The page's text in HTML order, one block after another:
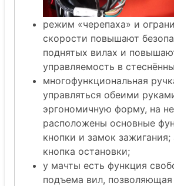
режим «черепаха» и
скорости повышают
поднятых вилах и
управляемость в
многофункциональная
управляться обеими
эргономичную форму, на
расположены основные
кнопки и замок зажигания;
кнопка остановки;
у мачты есть функция
подъема вил, позволяющая